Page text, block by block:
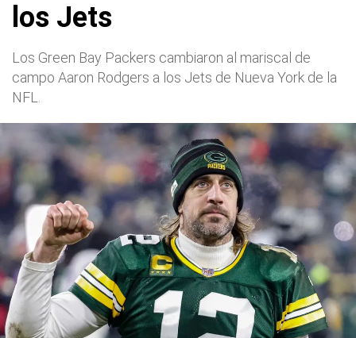
los Jets
Los Green Bay Packers cambiaron al mariscal de
campo Aaron Rodgers a los Jets de Nueva York de la
NFL.